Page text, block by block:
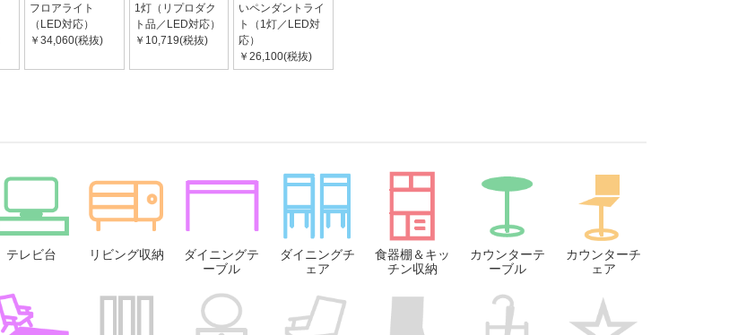
フロアライト
（LED対応）
￥34,060(税抜)
1灯（リプロダク
ト品／LED対応）
￥10,719(税抜)
いペンダントライ
ト（1灯／LED対
応）
￥26,100(税抜)
テレビ台 リビング収納
ダイニングテ
ーブル
ダイニングチ
ェア
食器棚＆キッ
チン収納
カウンターテ
ーブル
カウンターチ
ェア